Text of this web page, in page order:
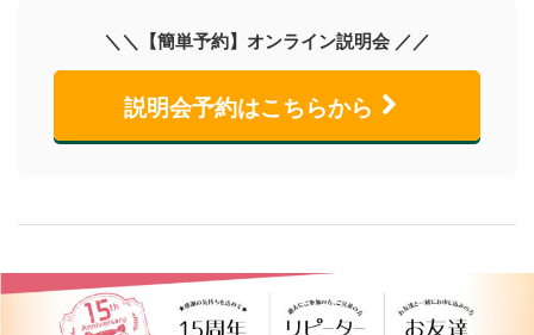
＼＼【簡単予約】オンライン説明会 ／／
説明会予約はこちらから